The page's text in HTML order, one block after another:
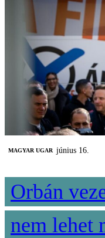
MAGYAR UGAR június 16.
Orbán
nem lehet